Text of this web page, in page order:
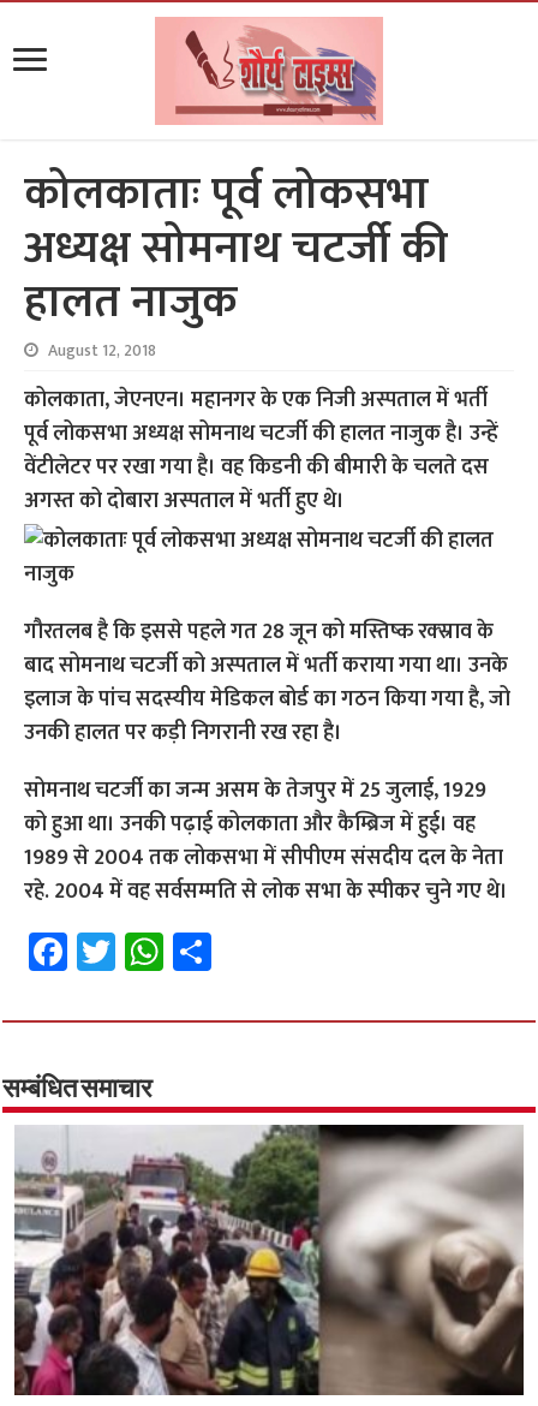
कोलकाताः पूर्व लोकसभा
अध्यक्ष सोमनाथ चटर्जी की
हालत नाजुक
August 12, 2018
कोलकाता, जेएनएन। महानगर के एक निजी अस्पताल में भर्ती
पूर्व लोकसभा अध्यक्ष सोमनाथ चटर्जी की हालत नाजुक है। उन्हें
वेंटीलेटर पर रखा गया है। वह किडनी की बीमारी के चलते दस
अगस्त को दोबारा अस्पताल में भर्ती हुए थे।
गौरतलब है कि इससे पहले गत 28 जून को मस्तिष्क रक्स्राव के
बाद सोमनाथ चटर्जी को अस्पताल में भर्ती कराया गया था। उनके
इलाज के पांच सदस्यीय मेडिकल बोर्ड का गठन किया गया है, जो
उनकी हालत पर कड़ी निगरानी रख रहा है।
सोमनाथ चटर्जी का जन्म असम के तेजपुर में 25 जुलाई, 1929
को हुआ था। उनकी पढ़ाई कोलकाता और कैम्ब्रिज में हुई। वह
1989 से 2004 तक लोकसभा में सीपीएम संसदीय दल के नेता
रहे. 2004 में वह सर्वसम्मति से लोक सभा के स्पीकर चुने गए थे।
Fa
ce
b
o
o
k
T
wi
tt
er
W
h
at
p
p
ar
सम्बंधित समाचार